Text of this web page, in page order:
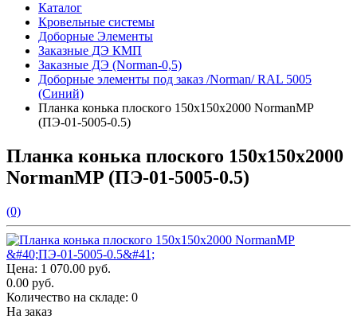
Каталог
Кровельные системы
Доборные Элементы
Заказные ДЭ КМП
Заказные ДЭ (Norman-0,5)
Доборные элементы под заказ /Norman/ RAL 5005
(Синий)
Планка конька плоского 150х150х2000 NormanMP
(ПЭ-01-5005-0.5)
Планка конька плоского 150х150х2000
NormanMP (ПЭ-01-5005-0.5)
(0)
Цена: 1 070.00 руб.
0.00 руб.
Количество на складе: 0
На заказ